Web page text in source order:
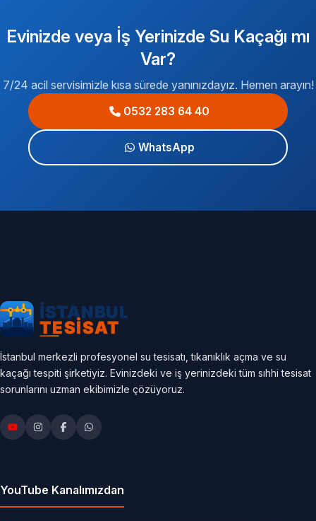
Evinizde veya İş Yerinizde Su Kaçağı mı
Var?
7/24 acil servisimizle kısa sürede yanınızdayız. Hemen arayın!
0532 283 64 40
WhatsApp
İstanbul merkezli profesyonel su tesisatı, tıkanıklık açma ve su
kaçağı tespiti şirketiyiz. Evinizdeki ve iş yerinizdeki tüm sıhhi tesisat
sorunlarını uzman ekibimizle çözüyoruz.
YouTube Kanalımızdan